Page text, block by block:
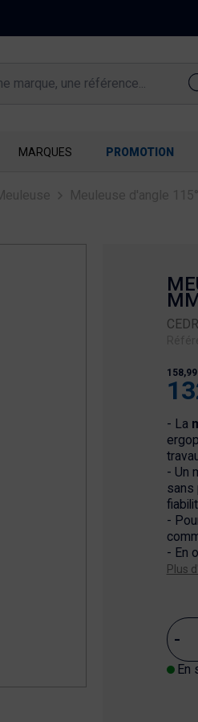
MARQUES PROMOTION
Meuleuse d'angle
- La
- Un
sans
-
- En
Plus
En